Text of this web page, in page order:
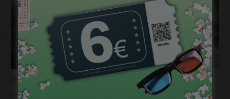
Flashback 2022/ Flashforward 2023: Raphaël Balboni
janvier 6, 2023